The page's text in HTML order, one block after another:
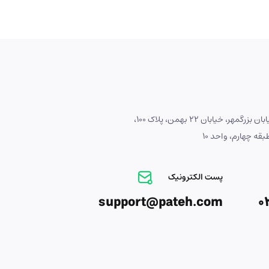
آدرس : اصفهان، خیابان بزرگمهر، خیابان 22 بهمن، پلاک 100،
چهارم، واحد 10
پست الکترونیک
support@pateh.com